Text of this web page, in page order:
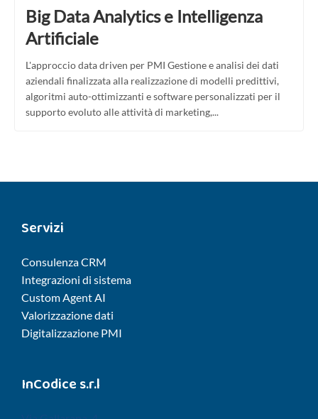
Big Data Analytics e Intelligenza
Artificiale
L'approccio data driven per PMI Gestione e analisi dei dati
aziendali finalizzata alla realizzazione di modelli predittivi,
algoritmi auto-ottimizzanti e software personalizzati per il
supporto evoluto alle attività di marketing,...
Servizi
Consulenza CRM
Integrazioni di sistema
Custom Agent AI
Valorizzazione dati
Digitalizzazione PMI
InCodice s.r.l